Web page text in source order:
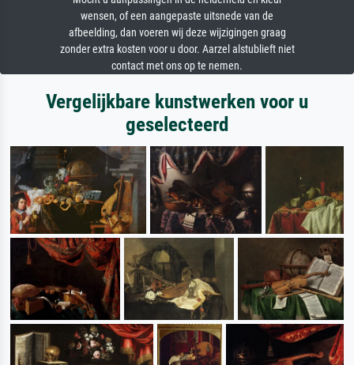
wensen, of een aangepaste uitsnede van de
afbeelding, dan voeren wij deze wijzigingen graag
zonder extra kosten voor u door. Aarzel alstublieft niet
contact met ons op te nemen.
Vergelijkbare kunstwerken voor u
geselecteerd